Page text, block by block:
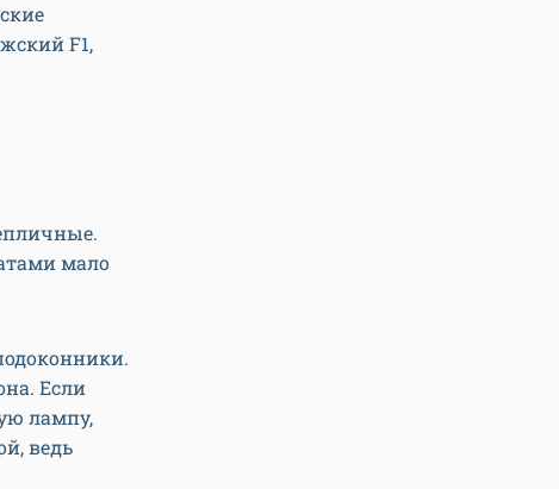
F1,
мало
Если
лампу,
ведь